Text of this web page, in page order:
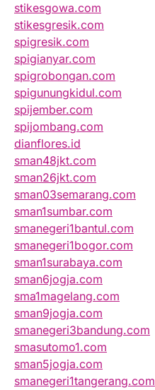
stikesgowa.com
stikesgresik.com
spigresik.com
spigianyar.com
spigrobongan.com
spigunungkidul.com
spijember.com
spijombang.com
dianflores.id
sman48jkt.com
sman26jkt.com
sman03semarang.com
sman1sumbar.com
smanegeri1bantul.com
smanegeri1bogor.com
sman1surabaya.com
sman6jogja.com
sma1magelang.com
sman9jogja.com
smanegeri3bandung.com
smasutomo1.com
sman5jogja.com
smanegeri1tangerang.com